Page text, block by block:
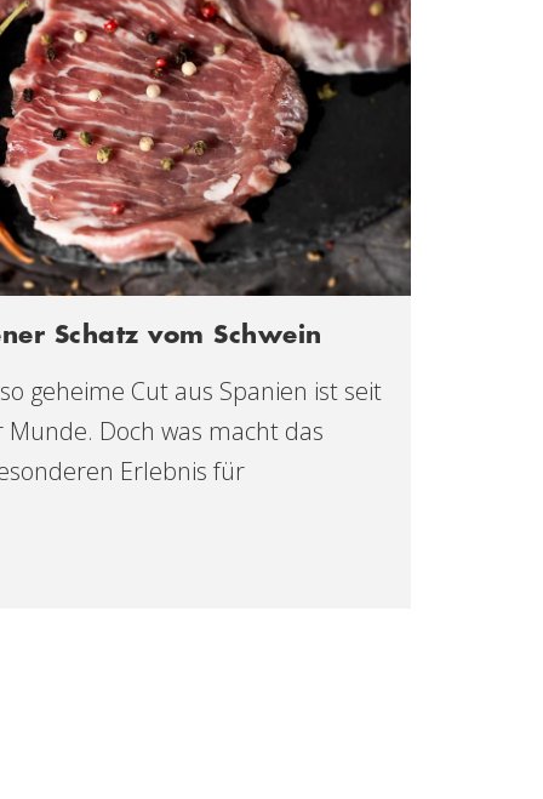
Schatz vom Schwein
geheime Cut aus Spanien ist seit
Doch was macht das
Erlebnis für